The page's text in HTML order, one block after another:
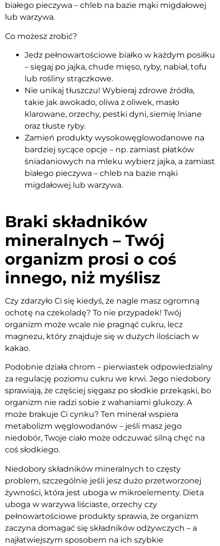
białego pieczywa – chleb na bazie mąki migdałowej
lub warzywa.
Co możesz zrobić?
Jedz pełnowartościowe białko w każdym posiłku
– sięgaj po jajka, chude mięso, ryby, nabiał, tofu
lub rośliny strączkowe.
Nie unikaj tłuszczu! Wybieraj zdrowe źródła,
takie jak awokado, oliwa z oliwek, masło
klarowane, orzechy, pestki dyni, siemię lniane
oraz tłuste ryby.
Zamień produkty wysokowęglowodanowe na
bardziej sycące opcje – np. zamiast płatków
śniadaniowych na mleku wybierz jajka, a zamiast
białego pieczywa – chleb na bazie mąki
migdałowej lub warzywa.
Braki składników
mineralnych – Twój
organizm prosi o coś
innego, niż myślisz
Czy zdarzyło Ci się kiedyś, że nagle masz ogromną
ochotę na czekoladę? To nie przypadek! Twój
organizm może wcale nie pragnąć cukru, lecz
magnezu, który znajduje się w dużych ilościach w
kakao.
Podobnie działa chrom – pierwiastek odpowiedzialny
za regulację poziomu cukru we krwi. Jego niedobory
sprawiają, że częściej sięgasz po słodkie przekąski, bo
organizm nie radzi sobie z wahaniami glukozy. A
może brakuje Ci cynku? Ten minerał wspiera
metabolizm węglowodanów – jeśli masz jego
niedobór, Twoje ciało może odczuwać silną chęć na
coś słodkiego.
Niedobory składników mineralnych to częsty
problem, szczególnie jeśli jesz dużo przetworzonej
żywności, która jest uboga w mikroelementy. Dieta
uboga w warzywa liściaste, orzechy czy
pełnowartościowe produkty sprawia, że organizm
zaczyna domagać się składników odżywczych – a
najłatwiejszym sposobem na ich szybkie